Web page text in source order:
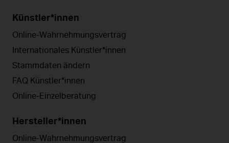
Künstler*innen
Online-Wahrnehmungsvertrag
Internationales Künstler*innen
Stammdaten ändern
FAQ Künstler*innen
Online-Einzelberatung
Hersteller*innen
Online-Wahrnehmungsvertrag